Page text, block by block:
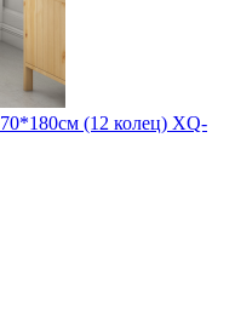
(12 колец) XQ-